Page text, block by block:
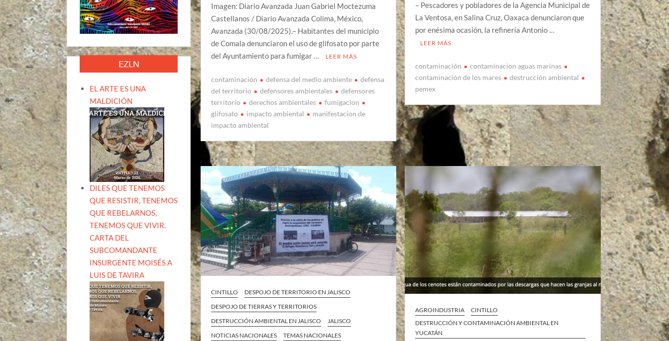
Imagen: Diario Avanzada Juan Gabriel Moctezuma
Castellanos / Diario Avanzada Colima, México,
Avanzada (30/08/2025).– Habitantes del municipio
de Comala denunciaron el uso de glifosato por parte
del Ayuntamiento para fumigar …
LEER MÁS
contaminación defensa del medio ambiente
defensa
del territorio
defensores ambientales
defensores
territorio
derechos ambientales
fumigacion
glifosato
impacto ambiental
manifestacion de
impacto ambiental
– Pescadores y pobladores de la Agencia Municipal de
La Ventosa, en Salina Cruz, Oaxaca denunciaron que
por enésima ocasión, la refinería Antonio …
LEER MÁS
contaminación
contaminacion aguas marinas
contaminación de los mares
destrucción ambiental
pemex
CINTILLO
DESPOJO DE TERRITORIO EN JALISCO
DESPOJO DE TIERRAS Y TERRITORIOS
DESTRUCCIÓN AMBIENTAL EN JALISCO
JALISCO
NOTICIAS NACIONALES
TEMAS NACIONALES
AGROINDUSTRIA
CINTILLO
DESTRUCCIÓN Y CONTAMINACIÓN AMBIENTAL EN
YUCATÁN
EZLN
EL ARTE ES UNA
MALDICIÓN
DILES QUE TENEMOS
QUE RESISTIR, TENEMOS
QUE REBELARNOS,
TENEMOS QUE VIVIR.
CARTA DEL
SUBCOMANDANTE
INSURGENTE MOISÉS A
LUIS DE TAVIRA